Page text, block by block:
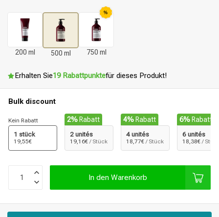
Stylingprodukte
200 ml 500 ml
%
750 ml
Erhalten Sie19 Rabattpunktefür dieses Produkt!
Bulk discount
Kein Rabatt
1 stück
19,55€
2% Rabatt
2 unités
19,16€ / Stück
4% Rabatt
4 unités
18,77€ / Stück
6% Rabatt
6 unités
18,38€ /
In den Warenkorb